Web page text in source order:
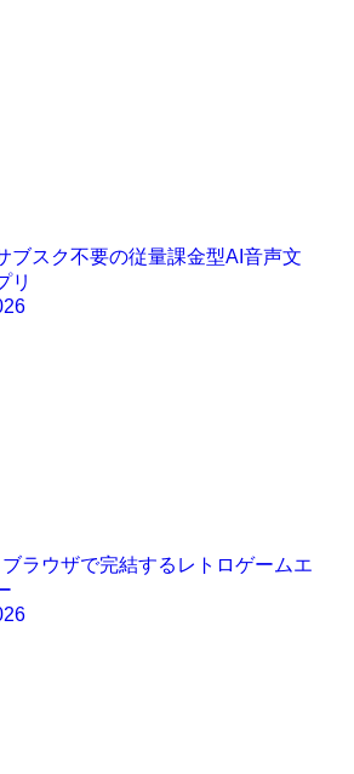
ブスク不要の従量課金型AI音声文
リ
ラウザで完結するレトロゲームエ